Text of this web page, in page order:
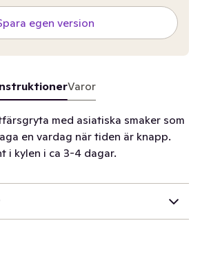
egen version
Varor
med asiatiska smaker som
en vardag när tiden är knapp.
i kylen i ca 3-4 dagar.